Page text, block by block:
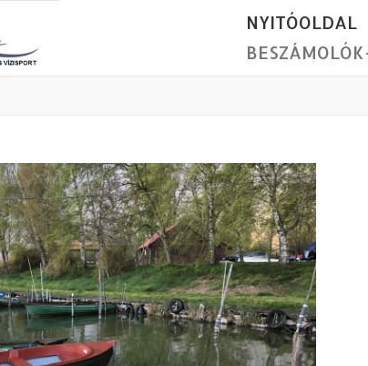
NYITÓOLDAL
Nyitóoldal
Aktuális
Fényképek
Szabályzatok
Beszámolók-Jegyzőkönyvek
Elérhetőségek